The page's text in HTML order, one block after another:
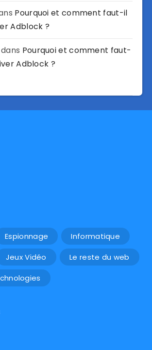
Pourquoi et comment faut-il
Adblock ?
Pourquoi et comment faut-
Adblock ?
Espionnage Informatique
Jeux Vidéo Le reste du web